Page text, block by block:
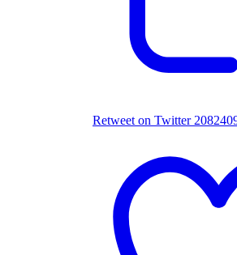
Retweet on Twitter